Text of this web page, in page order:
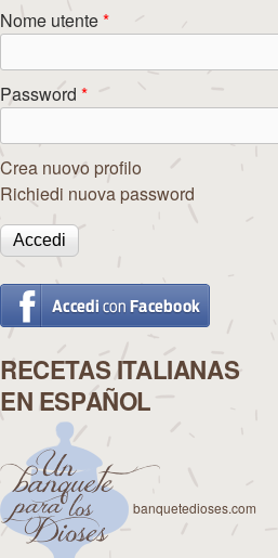
Nome utente*
Password *
Crea nuovo profilo
Richiedi nuova password
RECETAS ITALIANAS
EN ESPAÑOL
banquetedioses.com